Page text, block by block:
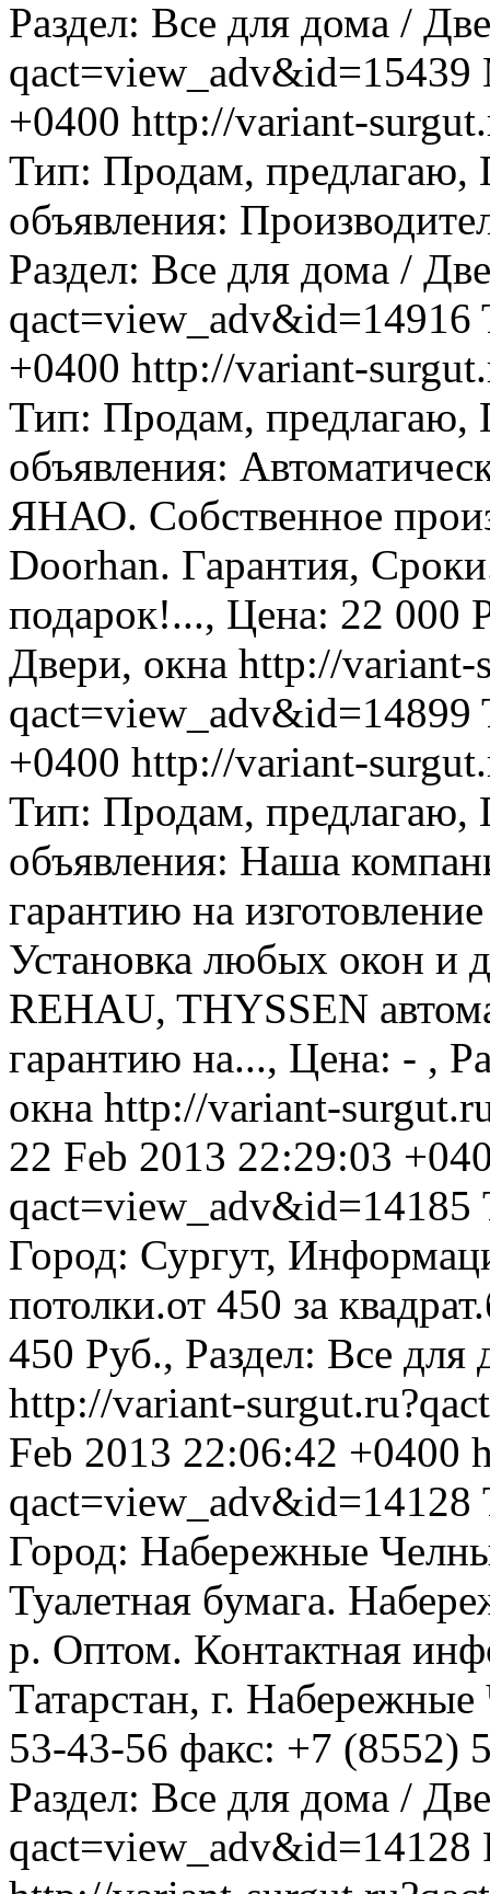
Раздел: Все для дома /
qact=view_adv&id=15439
+0400 http://variant-
Тип: Продам, предлагаю,
объявления:
Раздел: Все для дома /
qact=view_adv&id=14916
+0400 http://variant-
Тип: Продам, предлагаю,
объявления:
ЯНАО. Собственное
Doorhan. Гарантия,
подарок!..., Цена: 22 000
Двери, окна http://variant-
qact=view_adv&id=14899
+0400 http://variant-
Тип: Продам,
объявления: Наша
гарантию на
Установка любых окон и
REHAU, THYSSEN
гарантию на..., Цена: - ,
окна http://variant-
22 Feb 2013 22:29:03
qact=view_adv&id=14185
Город: Сургут,
потолки.от 450 за
450 Руб., Раздел: Все для
http://variant-
Feb 2013 22:06:42 +0400
qact=view_adv&id=14128
Город: Набережные
Туалетная бумага.
р. Оптом. Контактная
Татарстан, г.
53-43-56 факс: +7 (8552)
Раздел: Все для дома /
qact=view_adv&id=14128